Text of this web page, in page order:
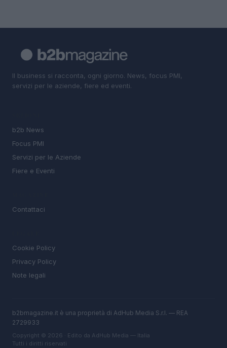
Il business si racconta, ogni giorno. News, focus PMI,
servizi per le aziende, fiere ed eventi.
b2b News
Focus PMI
Servizi per le Aziende
Fiere e Eventi
Contattaci
Cookie Policy
Privacy Policy
Note legali
b2bmagazine.it è una proprietà di AdHub Media S.r.l. — REA
2729933
Copyright © 2026 · Edito da AdHub Media — Italia
Tutti i diritti riservati